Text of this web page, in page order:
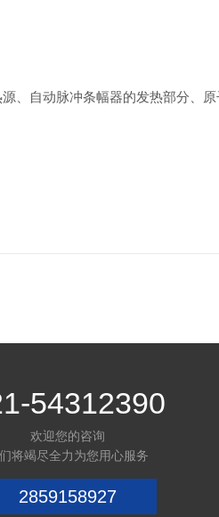
自动脉冲条幅器的发热部分、原
54312390
欢迎您的咨询
将竭尽全力为您用心服务
2859158927